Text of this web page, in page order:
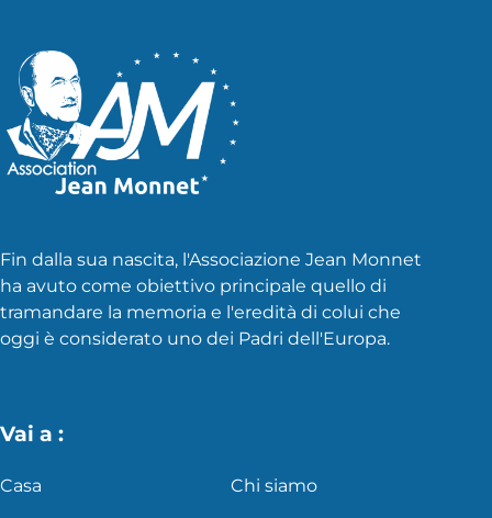
Fin dalla sua nascita, l'Associazione Jean Monnet
ha avuto come obiettivo principale quello di
tramandare la memoria e l'eredità di colui che
oggi è considerato uno dei Padri dell'Europa.
Vai a :
Casa Chi siamo